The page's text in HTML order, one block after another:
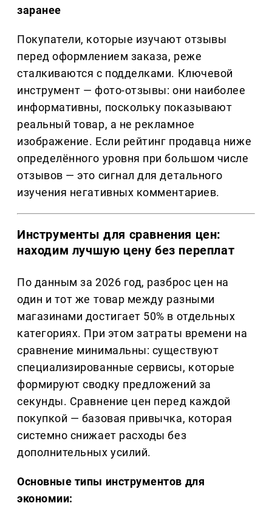
заранее
Покупатели, которые изучают отзывы
перед оформлением заказа, реже
сталкиваются с подделками. Ключевой
инструмент — фото-отзывы: они наиболее
информативны, поскольку показывают
реальный товар, а не рекламное
изображение. Если рейтинг продавца ниже
определённого уровня при большом числе
отзывов — это сигнал для детального
изучения негативных комментариев.
Инструменты для сравнения цен:
находим лучшую цену без переплат
По данным за 2026 год, разброс цен на
один и тот же товар между разными
магазинами достигает 50% в отдельных
категориях. При этом затраты времени на
сравнение минимальны: существуют
специализированные сервисы, которые
формируют сводку предложений за
секунды. Сравнение цен перед каждой
покупкой — базовая привычка, которая
системно снижает расходы без
дополнительных усилий.
Основные типы инструментов для
экономии: